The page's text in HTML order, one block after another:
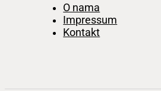
O nama
Impressum
Kontakt